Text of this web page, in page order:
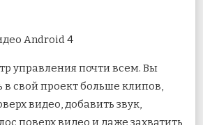
управления почти всем. Вы
свой проект больше клипов,
видео, добавить звук,
поверх видео и даже захватить